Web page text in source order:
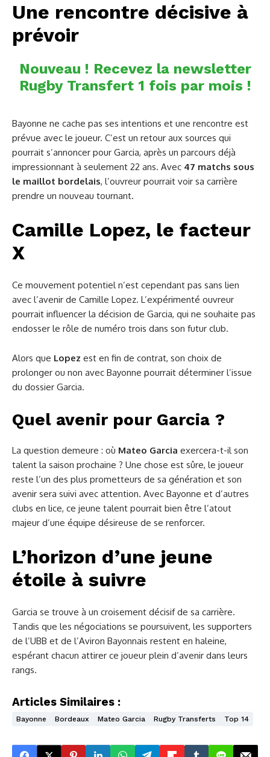
Une rencontre décisive à
prévoir
Nouveau ! Recevez la newsletter
Rugby Transfert 1 fois par mois !
Bayonne ne cache pas ses intentions et une rencontre est
prévue avec le joueur. C’est un retour aux sources qui
pourrait s’annoncer pour Garcia, après un parcours déjà
impressionnant à seulement 22 ans. Avec 47 matchs sous
le maillot bordelais, l’ouvreur pourrait voir sa carrière
prendre un nouveau tournant.
Camille Lopez, le facteur
X
Ce mouvement potentiel n’est cependant pas sans lien
avec l’avenir de Camille Lopez. L’expérimenté ouvreur
pourrait influencer la décision de Garcia, qui ne souhaite pas
endosser le rôle de numéro trois dans son futur club.
Alors que Lopez est en fin de contrat, son choix de
prolonger ou non avec Bayonne pourrait déterminer l’issue
du dossier Garcia.
Quel avenir pour Garcia ?
La question demeure : où Mateo Garcia exercera-t-il son
talent la saison prochaine ? Une chose est sûre, le joueur
reste l’un des plus prometteurs de sa génération et son
avenir sera suivi avec attention. Avec Bayonne et d’autres
clubs en lice, ce jeune talent pourrait bien être l’atout
majeur d’une équipe désireuse de se renforcer.
L’horizon d’une jeune
étoile à suivre
Garcia se trouve à un croisement décisif de sa carrière.
Tandis que les négociations se poursuivent, les supporters
de l’UBB et de l’Aviron Bayonnais restent en haleine,
espérant chacun attirer ce joueur plein d’avenir dans leurs
rangs.
Articles Similaires :
Bayonne Bordeaux Mateo Garcia Rugby Transferts Top 14